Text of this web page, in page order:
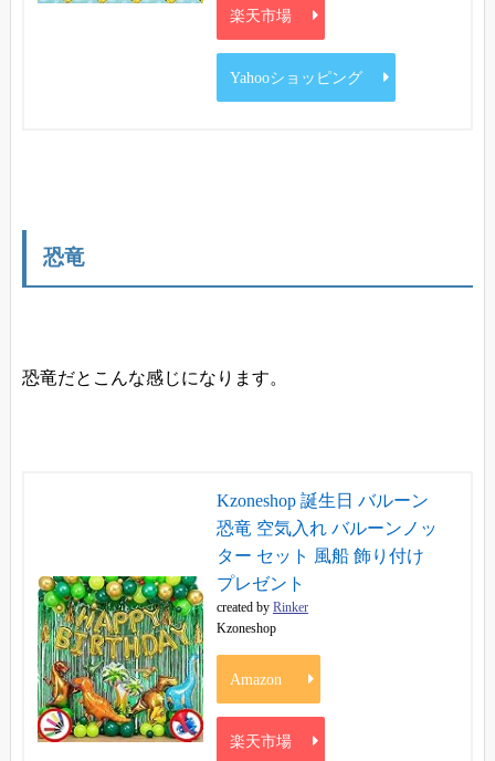
楽天市場
Yahooショッピング
恐竜
恐竜だとこんな感じになります。
Kzoneshop 誕生日 バルーン
恐竜 空気入れ バルーンノッ
ター セット 風船 飾り付け
プレゼント
created by Rinker
Kzoneshop
Amazon
楽天市場